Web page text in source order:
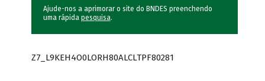
Ajude-nos a aprimorar o site do BNDES preenchendo
uma rápida pesquisa.
Z7_L9KEH4O0LORH80ALCLTPF80281